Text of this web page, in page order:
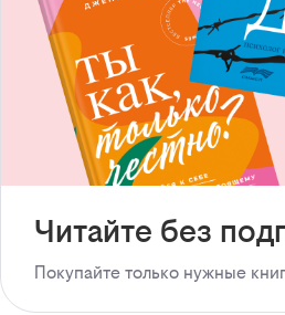
Читайте без
Покупайте только нужные